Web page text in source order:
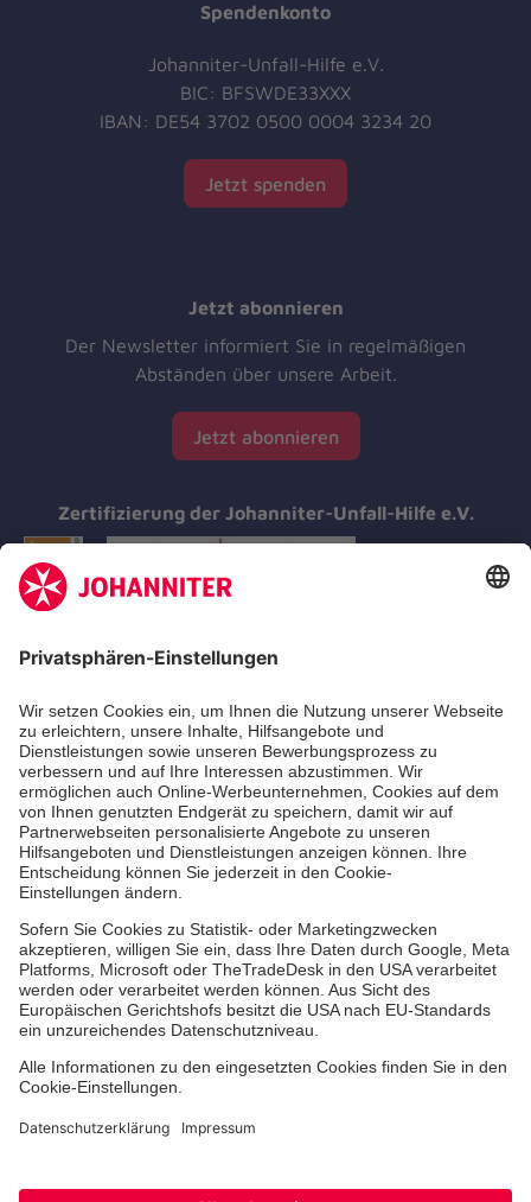
Spendenkonto
Johanniter-Unfall-Hilfe e.V.
BIC: BFSWDE33XXX
IBAN: DE54 3702 0500 0004 3234 20
Jetzt spenden
Jetzt abonnieren
Der Newsletter informiert Sie in regelmäßigen
Abständen über unsere Arbeit.
Jetzt abonnieren
Zertifizierung der Johanniter-Unfall-Hilfe e.V.
Aus- & Fortbildungen
Erste-Hilfe-Kurse
Jobs & Ehrenamt
Freiwilligendienst
Spendenprojekte
Johanniter-Jugend
Einrichtungen